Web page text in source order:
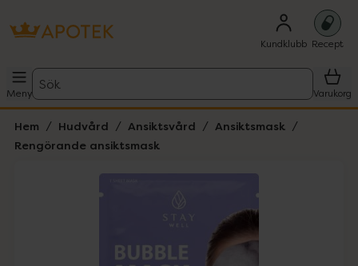
Kundklubb Recept
Meny
Sök
Varukorg
Hem Hudvård Ansiktsvård
Ansiktsmask
Rengörande ansiktsmask
Lista: . Innehåller 1 objekt.
Hoppa över Lista